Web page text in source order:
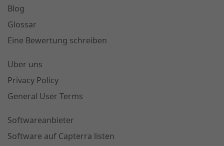
Blog
Glossar
Eine Bewertung schreiben
Über uns
Privacy Policy
General User Terms
Softwareanbieter
Software auf Capterra listen